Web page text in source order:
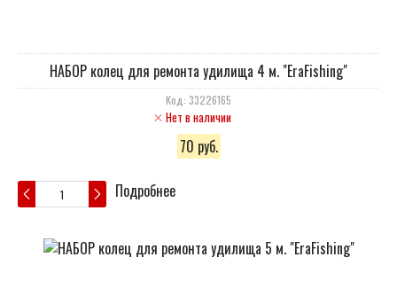
НАБОР колец для ремонта удилища 4 м. "EraFishing"
Код: 33226165
Нет в наличии
70 руб.
Подробнее